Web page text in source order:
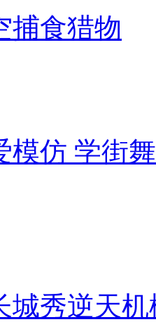
捕食猎物
模仿 学街
城秀逆天机